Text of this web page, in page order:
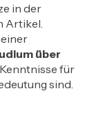
in der
Artikel.
über
für
sind.